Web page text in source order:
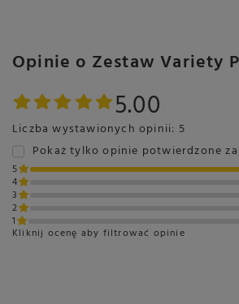
Opinie o Zestaw Variety
5.00
Liczba wystawionych opinii: 5
Pokaż tylko opinie potwierdzone
5
4
3
2
1
Kliknij ocenę aby filtrować opinie